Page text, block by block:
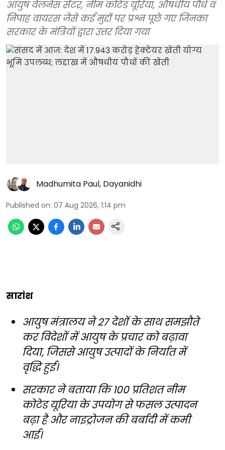
आयुष वेलनेस सेंटर, नीम कोटेड यूरिया, औषधीय पौधें व
निपाह वायरस जैसे कई मुद्दों पर प्रश्न पूछे गए जिनका
सरकार के मंत्रियों द्वारा उत्तर दिया गया
Madhumita Paul, Dayanidhi
Published on: 07 Aug 2026, 1:14 pm
सारांश
आयुष मंत्रालय ने 27 देशों के साथ समझौते
कर विदेशों में आयुष के प्रचार को बढ़ावा
दिया, जिससे आयुष उत्पादों के निर्यात में
वृद्धि हुई।
सरकार ने बताया कि 100 प्रतिशत नीम
कोटेड यूरिया के उपयोग से फसल उत्पादन
बढ़ा है और नाइट्रोजन की बर्बादी में कमी
आई।